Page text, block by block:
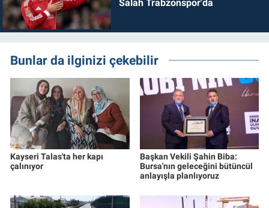
Salah Trabzonspor'da
Bunlar da ilginizi çekebilir
Kayseri Talas'ta her kapı
çalınıyor
Başkan Vekili Şahin Biba:
Bursa'nın geleceğini bütüncül
anlayışla planlıyoruz